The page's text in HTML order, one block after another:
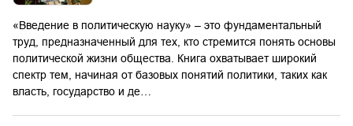
«Введение в политическую науку» – это фундаментальный
труд, предназначенный для тех, кто стремится понять основы
политической жизни общества. Книга охватывает широкий
спектр тем, начиная от базовых понятий политики, таких как
власть, государство и де…